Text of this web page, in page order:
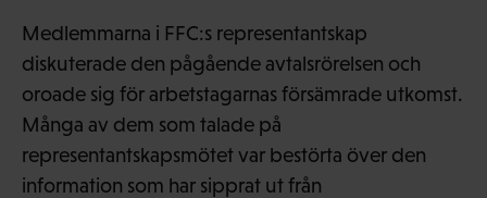
Medlemmarna i FFC:s representantskap
diskuterade den pågående avtalsrörelsen och
oroade sig för arbetstagarnas försämrade utkomst.
Många av dem som talade på
representantskapsmötet var bestörta över den
information som har sipprat ut från